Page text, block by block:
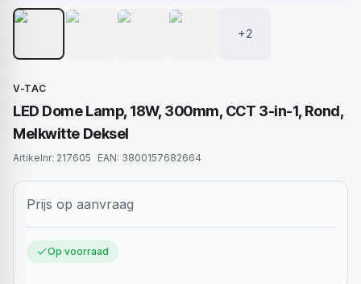
+2
V-TAC
LED Dome Lamp, 18W, 300mm, CCT 3-in-1, Rond,
Melkwitte Deksel
Artikelnr: 217605 EAN: 3800157682664
Prijs op aanvraag
Op voorraad